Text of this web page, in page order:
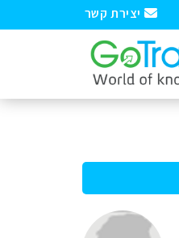
יצירת קשר